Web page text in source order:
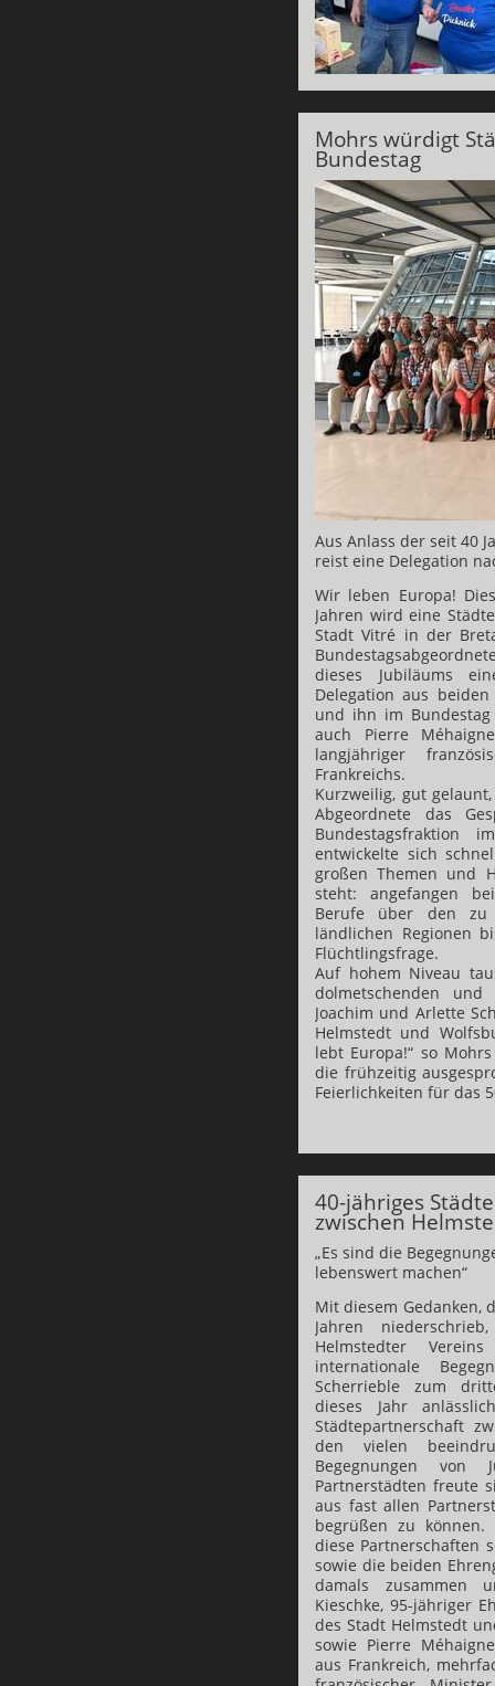
Mohrs würdigt
Bundestag
Aus Anlass der seit 40
reist eine Delegation
Wir leben Europa!
Jahren wird eine
Stadt Vitré in der
dieses Jubiläums
Delegation aus
und ihn im
auch Pierre
langjähriger
Frankreichs.
Kurzweilig, gut
Abgeordnete das
Bundestagsfraktion
entwickelte sich
großen Themen und
steht: angefangen
Berufe über den zu
ländlichen Regionen
Flüchtlingsfrage.
Auf hohem Niveau
dolmetschenden
Joachim und Arlette
Helmstedt und
lebt Europa!“ so
die frühzeitig
Feierlichkeiten für das
40-jähriges
zwischen
„Es sind die
lebenswert machen“
Mit diesem Gedanken,
Jahren
Helmstedter
internationale
Scherrieble zum
dieses Jahr
Städtepartnerschaft
den vielen
Begegnungen
Partnerstädten freute
aus fast allen
begrüßen zu
diese Partnerschaften
sowie die beiden
damals zusammen
Kieschke, 95-jähriger
des Stadt Helmstedt
sowie Pierre
aus Frankreich,